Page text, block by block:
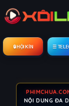
🔒︎ HỘI KÍN ☰
NỘI DUNG ĐA